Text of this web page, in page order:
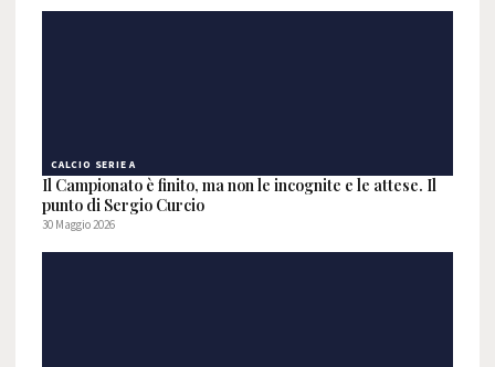
CALCIO SERIE A
Il Campionato è finito, ma non le incognite e le attese. Il
punto di Sergio Curcio
30 Maggio 2026